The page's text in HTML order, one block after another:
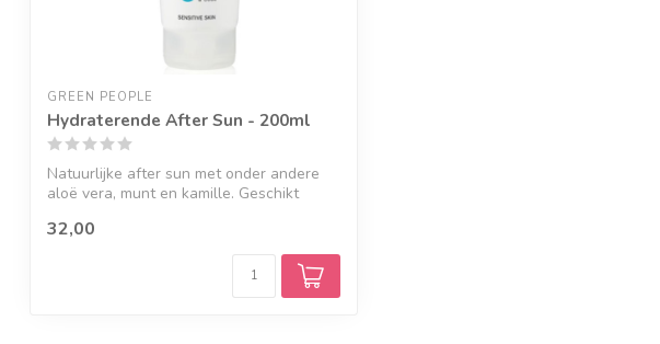
GREEN PEOPLE
Hydraterende After Sun - 200ml
Natuurlijke after sun met onder andere
aloë vera, munt en kamille. Geschikt
32,00